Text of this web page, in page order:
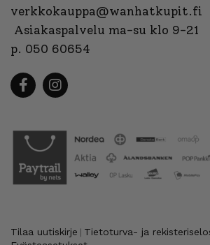
verkkokauppa@wanhatkupit.fi
Asiakaspalvelu ma-su klo 9-21
p. 050 60654
Tilaa uutiskirje Tietoturva- ja